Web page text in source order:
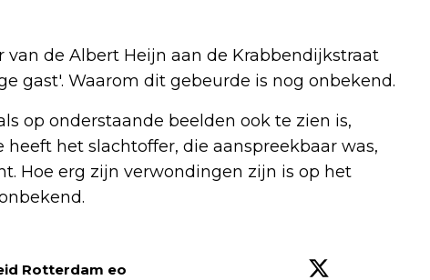
de Albert Heijn aan de Krabbendijkstraat
gast'. Waarom dit gebeurde is nog onbekend.
op onderstaande beelden ook te zien is,
heeft het slachtoffer, die aanspreekbaar was,
Hoe erg zijn verwondingen zijn is op het
Rotterdam eo